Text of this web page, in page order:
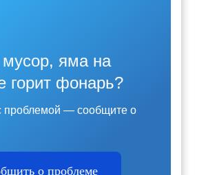
яма на
горит фонарь?
проблемой — сообщите о
о проблеме